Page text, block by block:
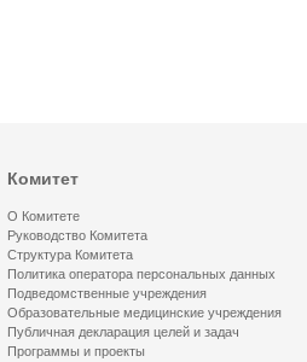
Комитет
О Комитете
Руководство Комитета
Структура Комитета
Политика оператора персональных данных
Подведомственные учреждения
Образовательные медицинские учреждения
Публичная декларация целей и задач
Программы и проекты